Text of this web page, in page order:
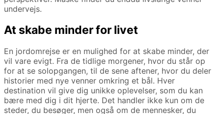
undervejs.
At skabe minder for livet
En jordomrejse er en mulighed for at skabe minder, der
vil vare evigt. Fra de tidlige morgener, hvor du står op
for at se solopgangen, til de sene aftener, hvor du deler
historier med nye venner omkring et bål. Hver
destination vil give dig unikke oplevelser, som du kan
bære med dig i dit hjerte. Det handler ikke kun om de
steder, du besøger, men også om de mennesker, du